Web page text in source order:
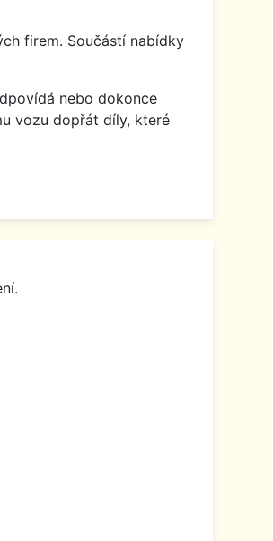
firem. Součástí nabídky
nebo dokonce
vozu dopřát díly, které